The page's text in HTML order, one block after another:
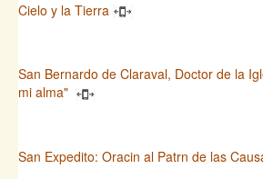
Cielo y la Tierra
San Bernardo de Claraval, Doctor de la
mi alma"
San Expedito: Oracin al Patrn de las